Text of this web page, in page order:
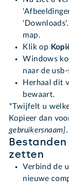
map.
Klik op
Windows
naar de
Herhaal dit
bewaart.
*Twijfelt u
Kopieer dan
gebruikersnaam].
zetten
Verbind de
nieuwe